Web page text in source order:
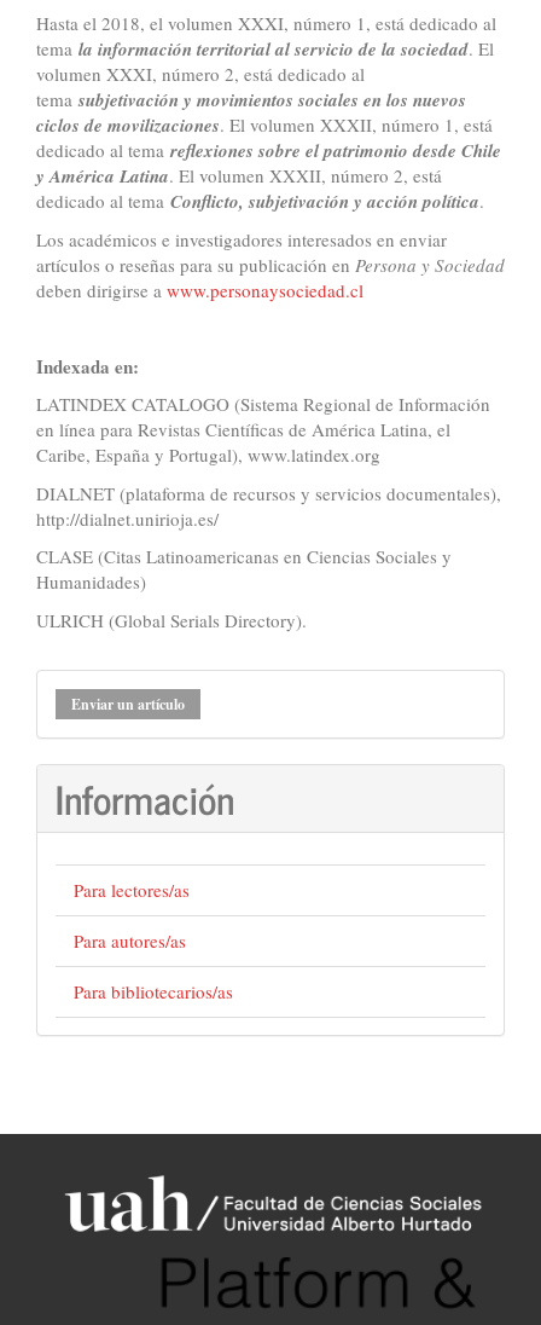
Hasta el 2018, el volumen XXXI, número 1, está dedicado al
tema la información territorial al servicio de la sociedad. El
volumen XXXI, número 2, está dedicado al
temasubjetivación y movimientos sociales en los nuevos
ciclos de movilizaciones. El volumen XXXII, número 1, está
dedicado al temareflexiones sobre el patrimonio desde Chile
y América Latina. El volumen XXXII, número 2, está
dedicado al tema Conflicto, subjetivación y acción política.
Los académicos e investigadores interesados en enviar
artículos o reseñas para su publicación en Persona y Sociedad
deben dirigirse a www.personaysociedad.cl
Indexada en:
LATINDEX CATALOGO (Sistema Regional de Información
en línea para Revistas Científicas de América Latina, el
Caribe, España y Portugal), www.latindex.org
DIALNET (plataforma de recursos y servicios documentales),
http://dialnet.unirioja.es/
CLASE (Citas Latinoamericanas en Ciencias Sociales y
Humanidades)
ULRICH (Global Serials Directory).
Enviar
un
artículo
Enviar un artículo
Información
Para lectores/as
Para autores/as
Para bibliotecarios/as